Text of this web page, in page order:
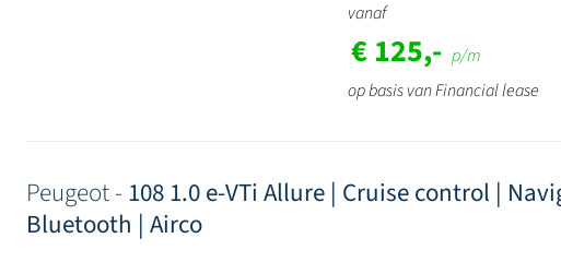
vanaf
€ 125,- p/m
op basis van Financial lease
Peugeot - 108 1.0 e-VTi Allure | Cruise control |
Bluetooth | Airco